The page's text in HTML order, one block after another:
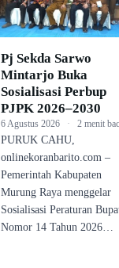
Pj Sekda Sarwo
Mintarjo Buka
Sosialisasi Perbup
PJPK 2026–2030
6 Agustus 2026 · 2 menit
PURUK CAHU,
onlinekoranbarito.com –
Pemerintah Kabupaten
Murung Raya menggelar
Sosialisasi Peraturan
Nomor 14 Tahun 2026…